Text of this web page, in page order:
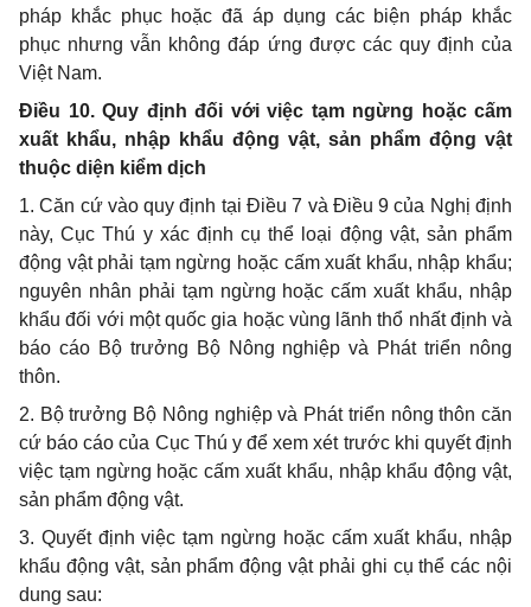
pháp khắc phục hoặc đã áp dụng các biện pháp khắc
phục nhưng vẫn không đáp ứng được các quy định của
Việt Nam.
Điều 10. Quy định đối với việc tạm ngừng hoặc cấm
xuất khẩu, nhập khẩu động vật, sản phẩm động vật
thuộc diện kiểm dịch
1. Căn cứ vào quy định tại Điều 7 và Điều 9 của Nghị định
này, Cục Thú y xác định cụ thể loại động vật, sản phẩm
động vật phải tạm ngừng hoặc cấm xuất khẩu, nhập khẩu;
nguyên nhân phải tạm ngừng hoặc cấm xuất khẩu, nhập
khẩu đối với một quốc gia hoặc vùng lãnh thổ nhất định và
báo cáo Bộ trưởng Bộ Nông nghiệp và Phát triển nông
thôn.
2. Bộ trưởng Bộ Nông nghiệp và Phát triển nông thôn căn
cứ báo cáo của Cục Thú y để xem xét trước khi quyết định
việc tạm ngừng hoặc cấm xuất khẩu, nhập khẩu động vật,
sản phẩm động vật.
3. Quyết định việc tạm ngừng hoặc cấm xuất khẩu, nhập
khẩu động vật, sản phẩm động vật phải ghi cụ thể các nội
dung sau: